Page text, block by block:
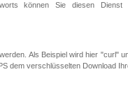
können Sie diesen Dienst
Als Beispiel wird hier "curl"
dem verschlüsselten Download